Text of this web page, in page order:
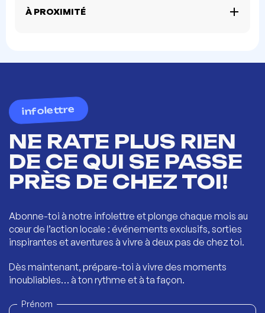
À PROXIMITÉ
infolettre
NE RATE PLUS RIEN
DE CE QUI SE PASSE
PRÈS DE CHEZ TOI!
Abonne-toi à notre infolettre et plonge chaque mois au
cœur de l’action locale : événements exclusifs, sorties
inspirantes et aventures à vivre à deux pas de chez toi.
Dès maintenant, prépare-toi à vivre des moments
inoubliables… à ton rythme et à ta façon.
Prénom